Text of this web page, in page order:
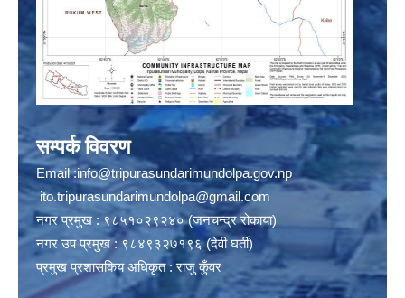
सम्पर्क विवरण
Email :info@tripurasundarimundolpa.gov.np
ito.tripurasundarimundolpa@gmail.com
नगर प्रमुख : ९८५१०२९२४० (जनचन्द्र रोकाया)
नगर उप प्रमुख : ९८४९३२७१९६ (देवी घर्ती)
प्रमुख प्रशासकिय अधिकृत : राजु कुँवर